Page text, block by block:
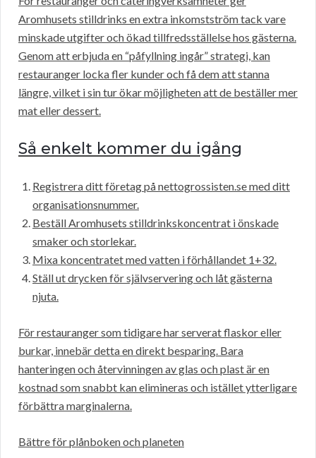
Aromhusets stilldrinks en extra inkomstström tack vare
minskade utgifter och ökad tillfredsställelse hos gästerna.
Genom att erbjuda en “påfyllning ingår” strategi, kan
restauranger locka fler kunder och få dem att stanna
längre, vilket i sin tur ökar möjligheten att de beställer mer
mat eller dessert.
Så enkelt kommer du igång
Registrera ditt företag på nettogrossisten.se med ditt
organisationsnummer.
Beställ Aromhusets stilldrinkskoncentrat i önskade
smaker och storlekar.
Mixa koncentratet med vatten i förhållandet 1+32.
Ställ ut drycken för självservering och låt gästerna
njuta.
För restauranger som tidigare har serverat flaskor eller
burkar, innebär detta en direkt besparing. Bara
hanteringen och återvinningen av glas och plast är en
kostnad som snabbt kan elimineras och istället ytterligare
förbättra marginalerna.
Bättre för plånboken och planeten